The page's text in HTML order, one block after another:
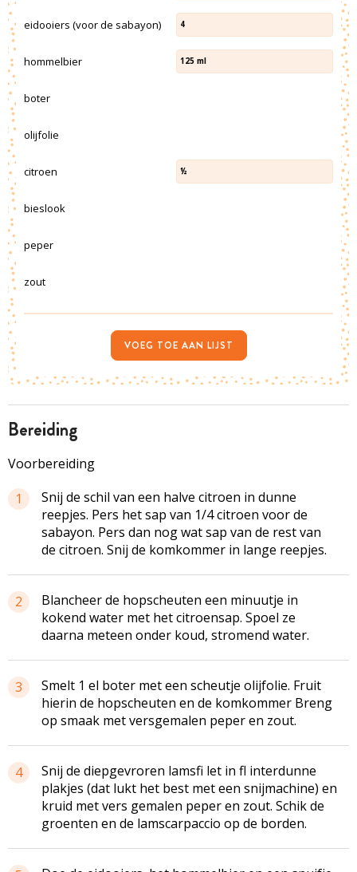
bereiding
Voorbereiding
1
Snij de schil van een halve citroen in dunne
reepjes. Pers het sap van 1/4 citroen voor de
sabayon. Pers dan nog wat sap van de rest van
de citroen. Snij de komkommer in lange reepjes.
2
Blancheer de hopscheuten een minuutje in
kokend water met het citroensap. Spoel ze
daarna meteen onder koud, stromend water.
3
Smelt 1 el boter met een scheutje olijfolie. Fruit
hierin de hopscheuten en de komkommer Breng
op smaak met versgemalen peper en zout.
4
Snij de diepgevroren lamsfi let in fl interdunne
plakjes (dat lukt het best met een snijmachine) en
kruid met vers gemalen peper en zout. Schik de
groenten en de lamscarpaccio op de borden.
eidooiers (voor de sabayon) 4
hommelbier 125 ml
boter
olijfolie
citroen ½
bieslook
peper
zout
VOEG TOE AAN LIJST